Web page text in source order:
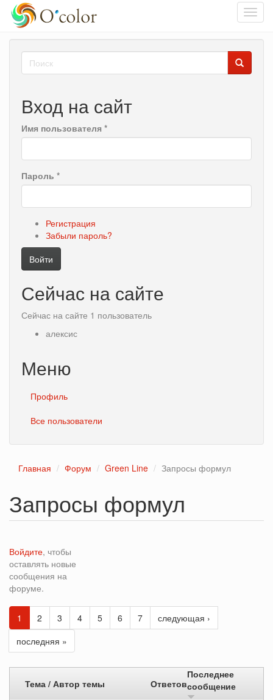
основному
Форма
поиска
Вход на сайт
Имя пользователя *
Пароль *
Регистрация
Забыли пароль?
Войти
Сейчас на сайте
Сейчас на сайте 1 пользователь
алексис
Меню
Профиль
Все пользователи
Главная Форум Green Line Запросы формул
Запросы формул
Войдите, чтобы
оставлять новые
сообщения на
форуме.
1 2 3 4 5 6 7
следующая ›
последняя »
Тема / Автор темы Ответов
Последнее
сообщение